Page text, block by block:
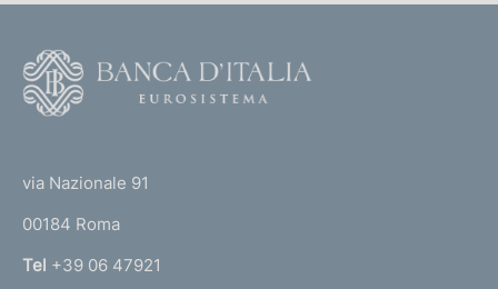
r
n
via Nazionale 91
00184 Roma
Tel +39 06 47921